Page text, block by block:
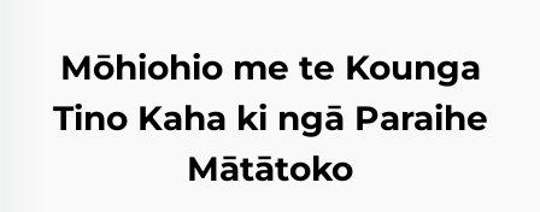
Mōhiohio me te Kounga
Tino Kaha ki ngā Paraihe
Mātātoko